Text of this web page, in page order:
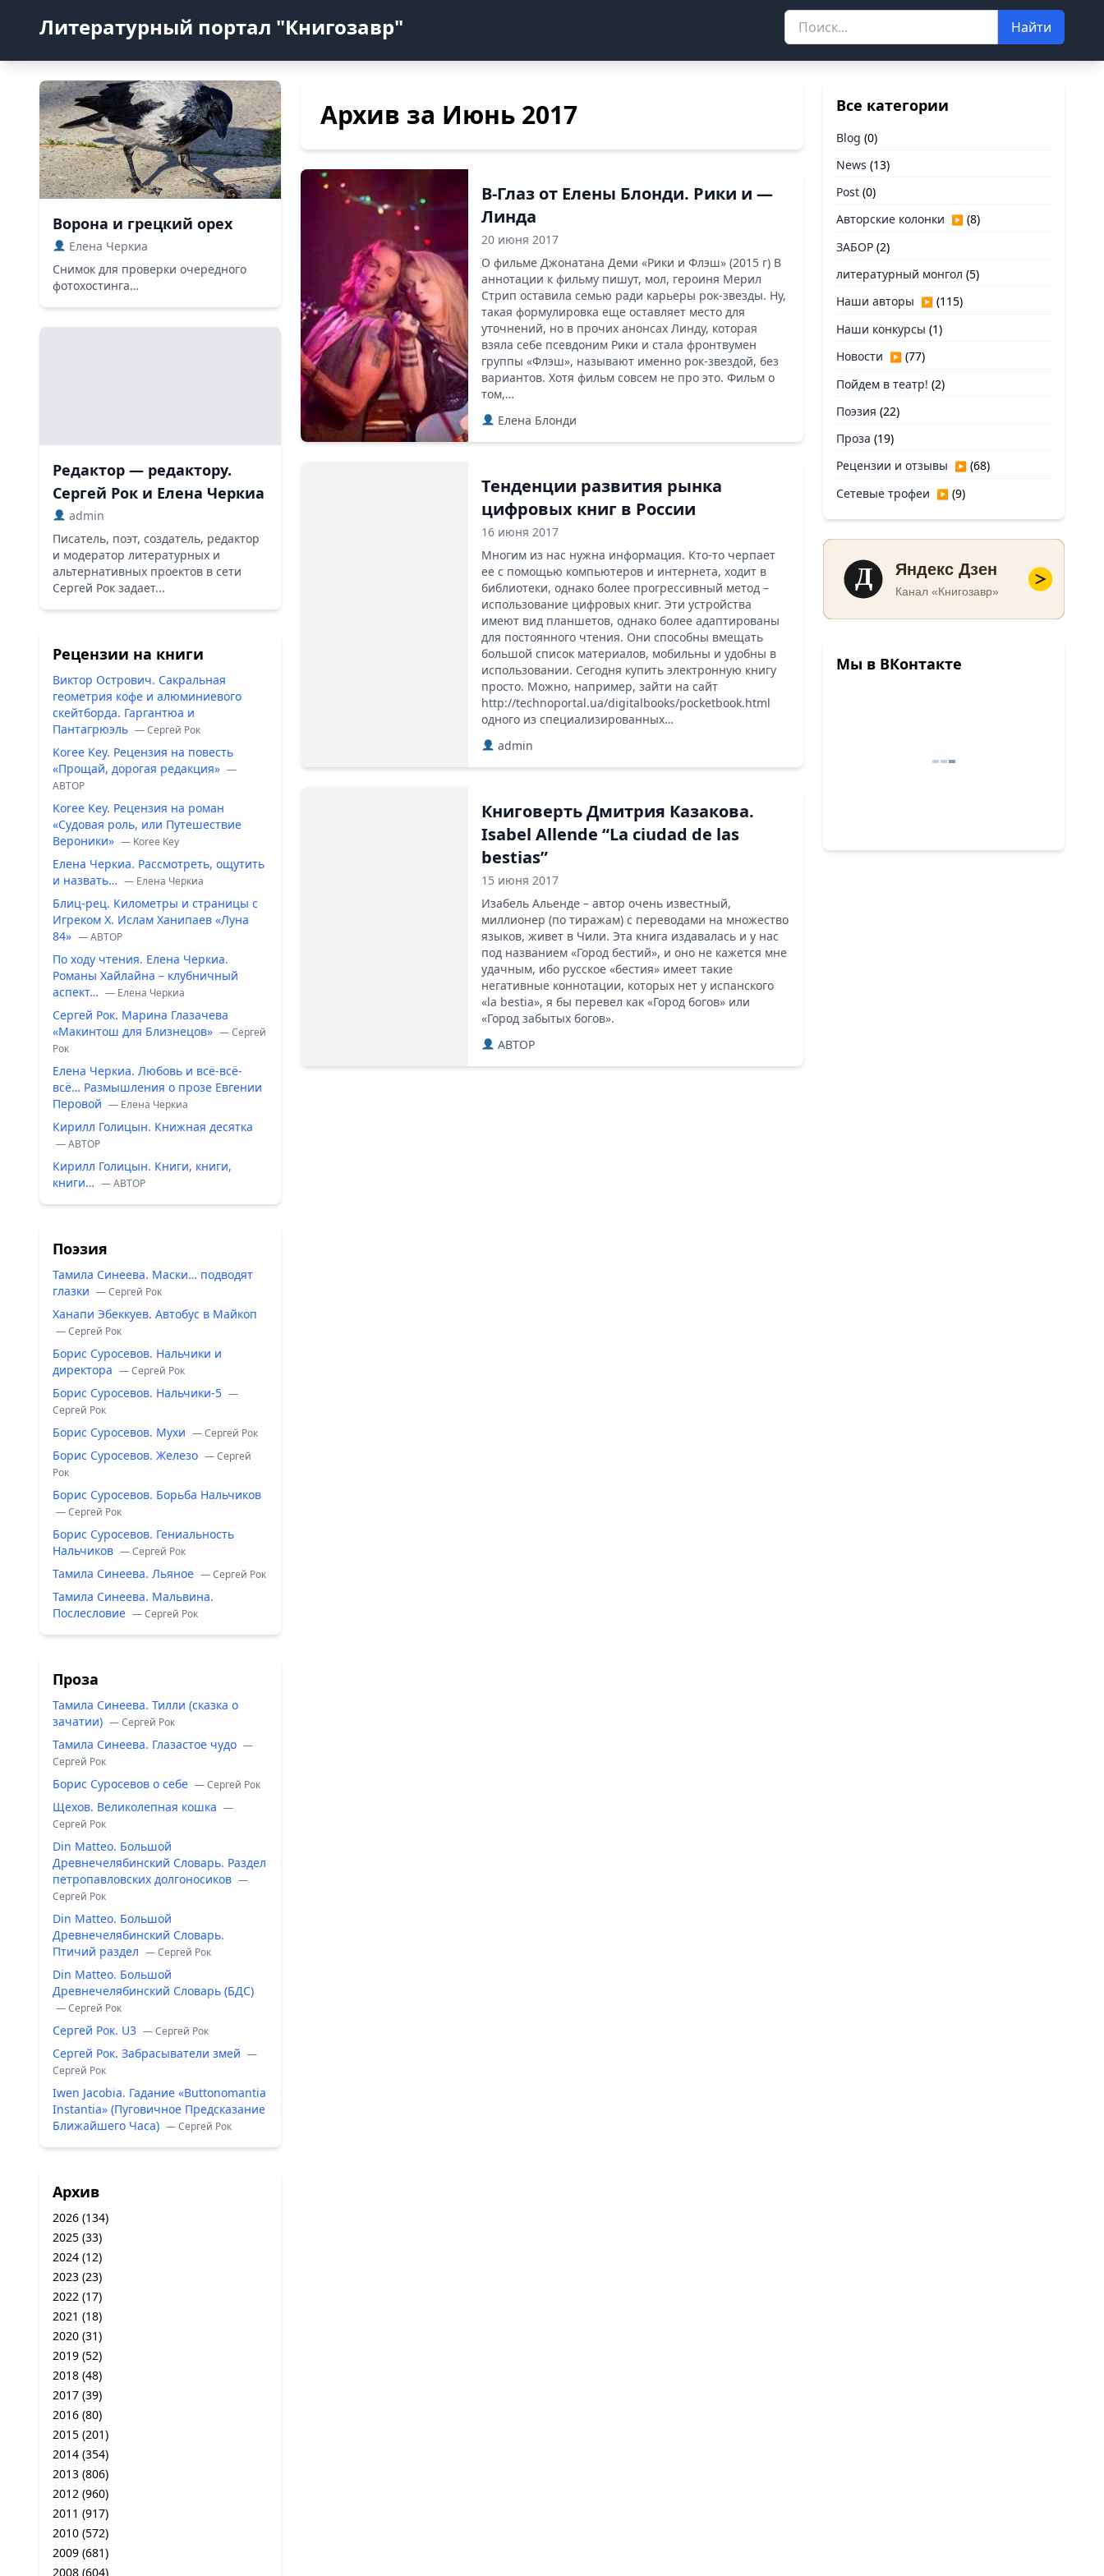
Литературный портал "Книгозавр" Найти
Ворона и грецкий орех
Елена Черкиа
Снимок для проверки очередного
фотохостинга…
Редактор — редактору.
Сергей Рок и Елена Черкиа
admin
Писатель, поэт, создатель, редактор
и модератор литературных и
альтернативных проектов в сети
Сергей Рок задает...
Рецензии на книги
Виктор Острович. Сакральная
геометрия кофе и алюминиевого
скейтборда. Гаргантюа и
Пантагрюэль — Сергей Рок
Koree Key. Рецензия на повесть
«Прощай, дорогая редакция» —
ABTOP
Koree Key. Рецензия на роман
«Судовая роль, или Путешествие
Вероники» — Koree Key
Елена Черкиа. Рассмотреть, ощутить
и назвать… — Елена Черкиа
Блиц-рец. Километры и страницы с
Игреком Х. Ислам Ханипаев «Луна
84» — ABTOP
По ходу чтения. Елена Черкиа.
Романы Хайлайна – клубничный
аспект… — Елена Черкиа
Сергей Рок. Марина Глазачева
«Макинтош для Близнецов» — Сергей
Рок
Елена Черкиа. Любовь и всё-всё-
всё… Размышления о прозе Евгении
Перовой — Елена Черкиа
Кирилл Голицын. Книжная десятка
— ABTOP
Кирилл Голицын. Книги, книги,
книги… — ABTOP
Поэзия
Тамила Синеева. Маски… подводят
глазки — Сергей Рок
Ханапи Эбеккуев. Автобус в Майкоп
— Сергей Рок
Борис Суросевов. Нальчики и
директора — Сергей Рок
Борис Суросевов. Нальчики-5 —
Сергей Рок
Борис Суросевов. Мухи — Сергей Рок
Борис Суросевов. Железо — Сергей
Рок
Борис Суросевов. Борьба Нальчиков
— Сергей Рок
Борис Суросевов. Гениальность
Нальчиков — Сергей Рок
Тамила Синеева. Льяное — Сергей Рок
Тамила Синеева. Мальвина.
Послесловие — Сергей Рок
Проза
Тамила Синеева. Тилли (сказка о
зачатии) — Сергей Рок
Тамила Синеева. Глазастое чудо —
Сергей Рок
Борис Суросевов о себе — Сергей Рок
Щехов. Великолепная кошка —
Сергей Рок
Din Matteo. Большой
Древнечелябинский Словарь. Раздел
петропавловских долгоносиков —
Сергей Рок
Din Matteo. Большой
Древнечелябинский Словарь.
Птичий раздел — Сергей Рок
Din Matteo. Большой
Древнечелябинский Словарь (БДС)
— Сергей Рок
Сергей Рок. U3 — Сергей Рок
Сергей Рок. Забрасыватели змей —
Сергей Рок
Iwen Jacobia. Гадание «Buttonomantia
Instantia» (Пуговичное Предсказание
Ближайшего Часа) — Сергей Рок
Архив
2026 (134)
2025 (33)
2024 (12)
2023 (23)
2022 (17)
2021 (18)
2020 (31)
2019 (52)
2018 (48)
2017 (39)
2016 (80)
2015 (201)
2014 (354)
2013 (806)
2012 (960)
2011 (917)
2010 (572)
2009 (681)
2008 (604)
Архив за Июнь 2017
В-Глаз от Елены Блонди. Рики и —
Линда
20 июня 2017
О фильме Джонатана Деми «Рики и Флэш» (2015 г) В
аннотации к фильму пишут, мол, героиня Мерил
Стрип оставила семью ради карьеры рок-звезды. Ну,
такая формулировка еще оставляет место для
уточнений, но в прочих анонсах Линду, которая
взяла себе псевдоним Рики и стала фронтвумен
группы «Флэш», называют именно рок-звездой, без
вариантов. Хотя фильм совсем не про это. Фильм о
том,…
Елена Блонди
Тенденции развития рынка
цифровых книг в России
16 июня 2017
Многим из нас нужна информация. Кто-то черпает
ее с помощью компьютеров и интернета, ходит в
библиотеки, однако более прогрессивный метод –
использование цифровых книг. Эти устройства
имеют вид планшетов, однако более адаптированы
для постоянного чтения. Они способны вмещать
большой список материалов, мобильны и удобны в
использовании. Сегодня купить электронную книгу
просто. Можно, например, зайти на сайт
http://technoportal.ua/digitalbooks/pocketbook.html
одного из специализированных…
admin
Книговерть Дмитрия Казакова.
Isabel Allende “La ciudad de las
bestias”
15 июня 2017
Изабель Альенде – автор очень известный,
миллионер (по тиражам) с переводами на множество
языков, живет в Чили. Эта книга издавалась и у нас
под названием «Город бестий», и оно не кажется мне
удачным, ибо русское «бестия» имеет такие
негативные коннотации, которых нет у испанского
«la bestia», я бы перевел как «Город богов» или
«Город забытых богов».
ABTOP
Все категории
Blog (0)
News (13)
Post (0)
Авторские колонки ▶ (8)
ЗАБОР (2)
литературный монгол (5)
Наши авторы ▶ (115)
Наши конкурсы (1)
Новости ▶ (77)
Пойдем в театр! (2)
Поэзия (22)
Проза (19)
Рецензии и отзывы ▶ (68)
Сетевые трофеи ▶ (9)
Д Яндекс Дзен
Канал «Книгозавр»
Мы в ВКонтакте